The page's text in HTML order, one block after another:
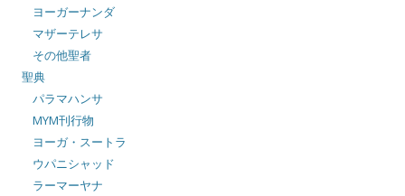
ヨーガーナンダ
マザーテレサ
その他聖者
聖典
パラマハンサ
MYM刊行物
ヨーガ・スートラ
ウパニシャッド
ラーマーヤナ